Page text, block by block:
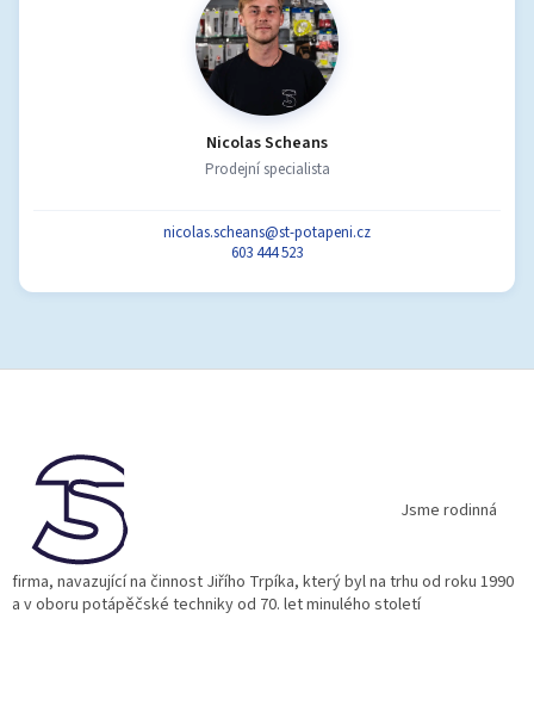
Nicolas Scheans
Prodejní specialista
nicolas.scheans@st-potapeni.cz
603 444 523
Jsme rodinná
firma, navazující na činnost Jiřího Trpíka, který byl na trhu od roku 1990
a v oboru potápěčské techniky od 70. let minulého století